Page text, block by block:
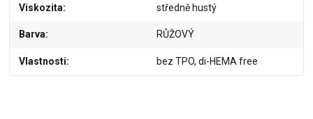
Viskozita středně hustý
Barva RŮŽOVÝ
Vlastnosti bez TPO, di-HEMA free